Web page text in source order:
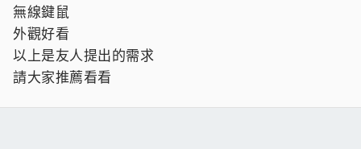
無線鍵鼠
外觀好看
以上是友人提出的需求
請大家推薦看看